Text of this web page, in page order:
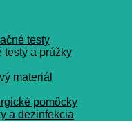
testy
testy a prúžky
materiál
pomôcky
a dezinfekcia